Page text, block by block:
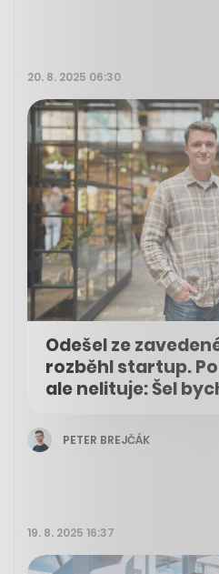
20. 8. 2025 06:30
Odešel ze
rozběhl startup.
ale nelituje: Šel
PETER BREJČÁK
19. 8. 2025 16:37